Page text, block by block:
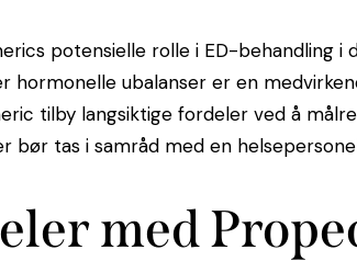
potensielle rolle i ED-behandling i
ubalanser er en
tilby langsiktige fordeler ved å
tas i samråd med en
med